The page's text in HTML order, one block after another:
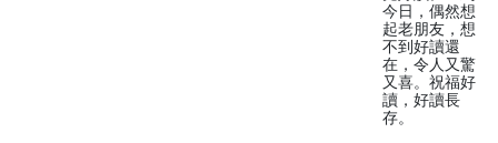
今日，偶然想
起老朋友，想
不到好讀還
在，令人又驚
又喜。祝福好
讀，好讀長
存。